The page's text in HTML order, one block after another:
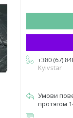
+380 (67)
Kyivstar
протягом